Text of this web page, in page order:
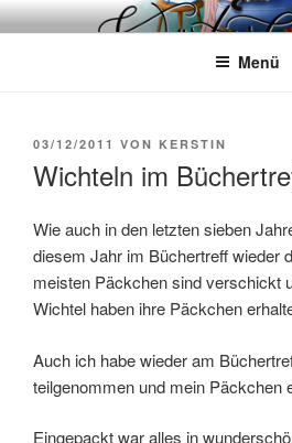
Zum
InhaltWÖRTERKATZE
Von Büchern erzählen
Menü
VERÖFFENTLICHT
03/12/2011 VON KERSTIN
Wichteln im
Wie auch in den letzten sieben
diesem Jahr im Büchertreff wieder
meisten Päckchen sind verschickt
Wichtel haben ihre Päckchen
Auch ich habe wieder am
teilgenommen und mein Päckchen
Eingepackt war alles in